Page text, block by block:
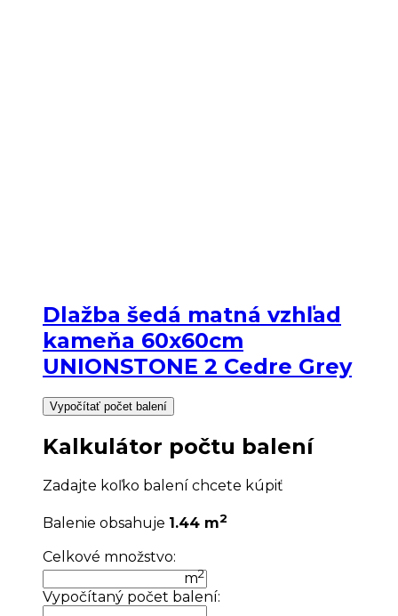
Dlažba šedá matná vzhľad
kameňa 60x60cm
UNIONSTONE 2 Cedre Grey
Vypočítať počet balení
Kalkulátor počtu balení
Zadajte koľko balení chcete kúpiť
Balenie obsahuje 1.44 m2
Celkové množstvo:
m2
Vypočítaný počet balení: